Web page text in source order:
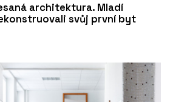
architektura. Mladí
svůj první byt